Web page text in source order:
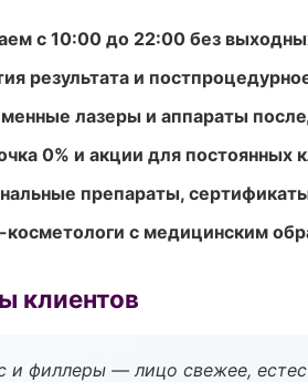
с 10:00 до 22:00 без
результата и
лазеры и аппараты
0% и акции для постоянных
препараты,
косметологи с медицинским
клиентов
и филлеры — лицо свежее,